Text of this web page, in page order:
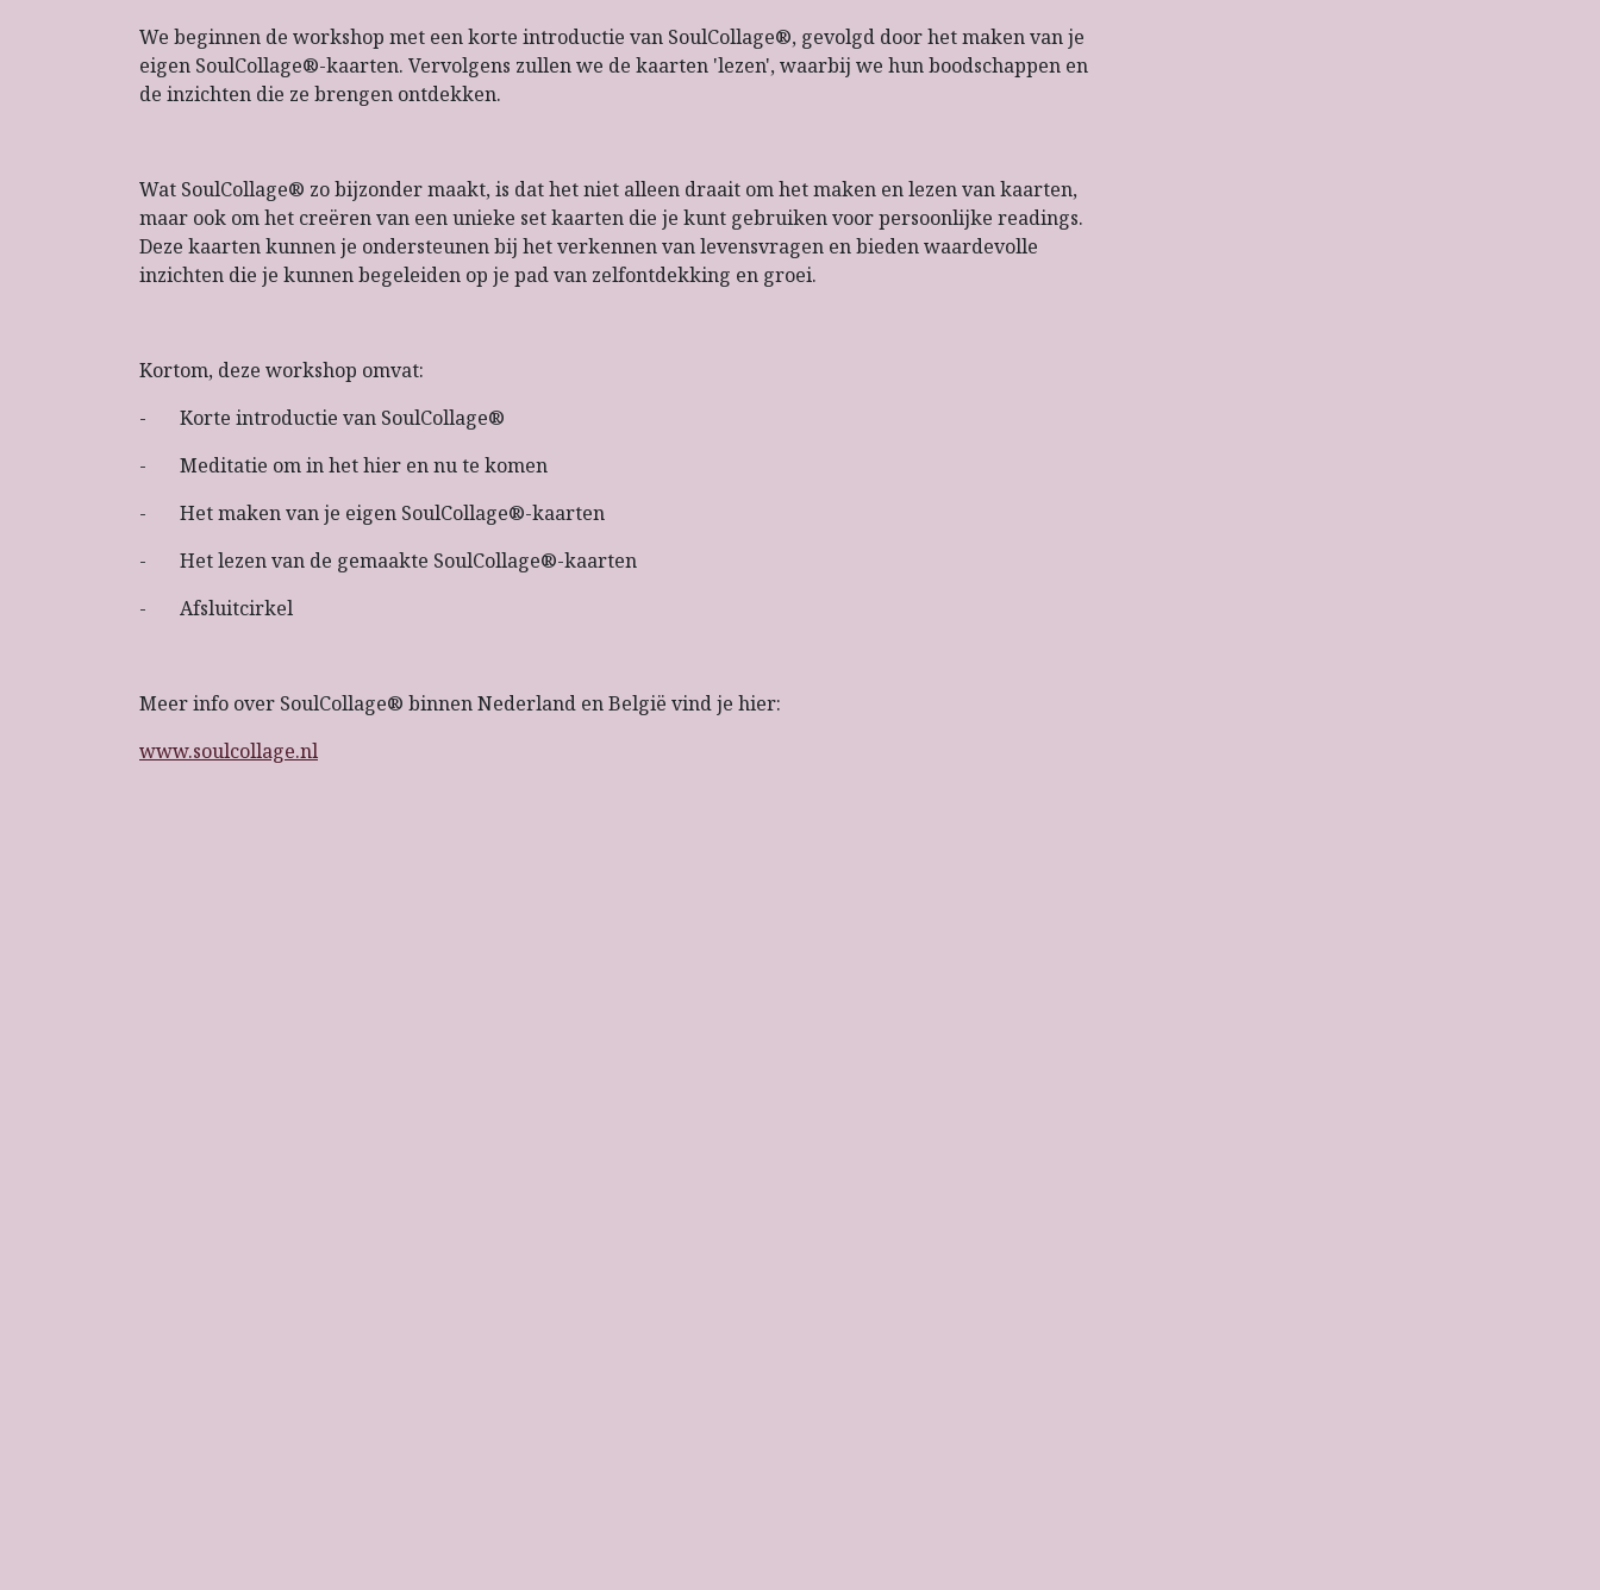
We beginnen de workshop met een korte introductie van SoulCollage®, gevolgd door het maken van je
eigen SoulCollage®-kaarten. Vervolgens zullen we de kaarten 'lezen', waarbij we hun boodschappen en
de inzichten die ze brengen ontdekken.
Wat SoulCollage® zo bijzonder maakt, is dat het niet alleen draait om het maken en lezen van kaarten,
maar ook om het creëren van een unieke set kaarten die je kunt gebruiken voor persoonlijke readings.
Deze kaarten kunnen je ondersteunen bij het verkennen van levensvragen en bieden waardevolle
inzichten die je kunnen begeleiden op je pad van zelfontdekking en groei.
Kortom, deze workshop omvat:
- Korte introductie van SoulCollage®
- Meditatie om in het hier en nu te komen
- Het maken van je eigen SoulCollage®-kaarten
- Het lezen van de gemaakte SoulCollage®-kaarten
- Afsluitcirkel
​Meer info over SoulCollage® binnen Nederland en België vind je hier:
www.soulcollage.nl